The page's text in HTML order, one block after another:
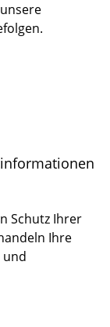
Schutz Ihrer
Ihre
und